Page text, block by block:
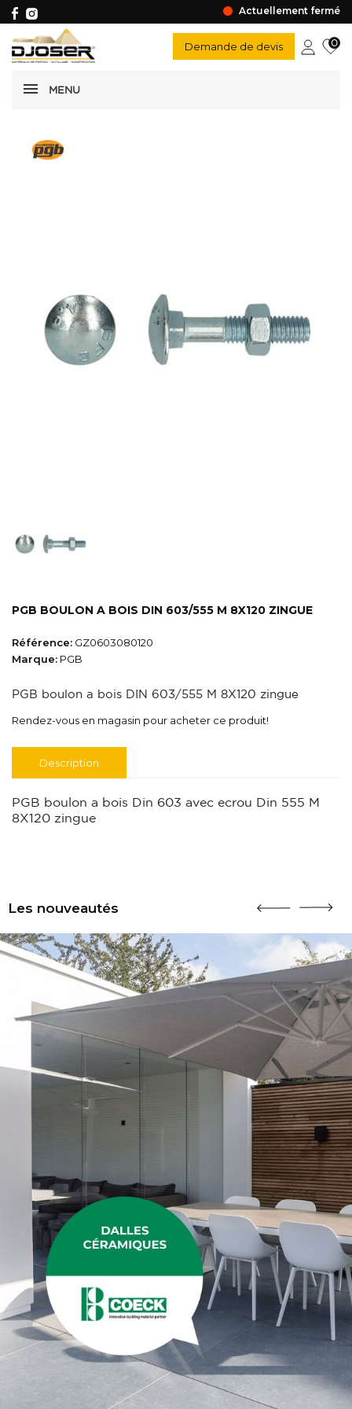
Actuellement fermé
MENU
Demande de devis 0
PGB BOULON A BOIS DIN 603/555 M 8X120 ZINGUE
Référence: GZ0603080120
Marque: PGB
PGB boulon a bois DIN 603/555 M 8X120 zingue
Rendez-vous en magasin pour acheter ce produit!
Description
PGB boulon a bois Din 603 avec ecrou Din 555 M
8X120 zingue
Les nouveautés